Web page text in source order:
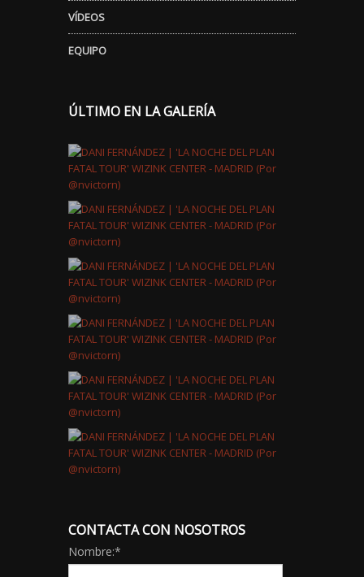
VÍDEOS
EQUIPO
ÚLTIMO EN LA GALERÍA
CONTACTA CON NOSOTROS
Nombre:*